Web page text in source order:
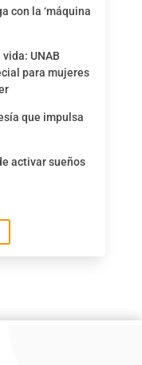
con la ‘máquina
UNAB
para mujeres
que impulsa
activar sueños